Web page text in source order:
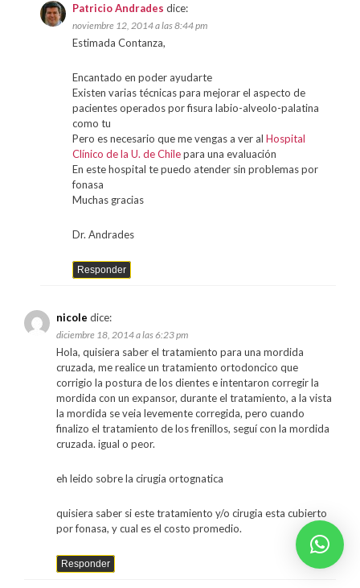
Patricio Andrades dice:
noviembre 12, 2014 a las 8:44 pm
Estimada Contanza,
Encantado en poder ayudarte
Existen varias técnicas para mejorar el aspecto de
pacientes operados por fisura labio-alveolo-palatina
como tu
Pero es necesario que me vengas a ver al Hospital
Clínico de la U. de Chilepara una evaluación
En este hospital te puedo atender sin problemas por
fonasa
Muchas gracias
Dr. Andrades
Responder
nicole dice:
diciembre 18, 2014 a las 6:23 pm
Hola, quisiera saber el tratamiento para una mordida
cruzada, me realice un tratamiento ortodoncico que
corrigio la postura de los dientes e intentaron corregir la
mordida con un expansor, durante el tratamiento, a la vista
la mordida se veia levemente corregida, pero cuando
finalizo el tratamiento de los frenillos, seguí con la mordida
cruzada. igual o peor.
eh leido sobre la cirugia ortognatica
quisiera saber si este tratamiento y/o cirugia esta cubierto
por fonasa, y cual es el costo promedio.
Responder